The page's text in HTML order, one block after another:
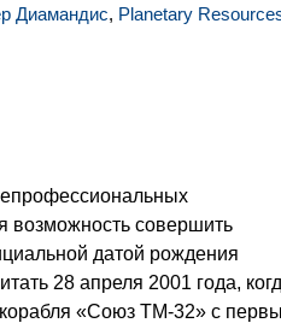
Диамандис, Planetary
возможность совершить
датой рождения
28 апреля 2001 года,
корабля «Союз ТМ-32» с